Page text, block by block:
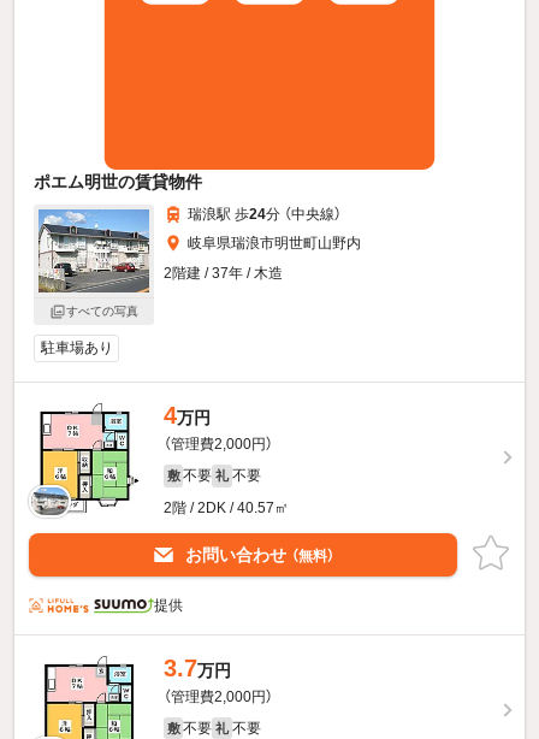
ポエム明世の賃貸物件
すべての写真
瑞浪駅 歩24分 （中央線）
岐阜県瑞浪市明世町山野内
2階建 / 37年 / 木造
駐車場あり
4万円
（管理費2,000円）
敷 不要 礼 不要
2階 / 2DK / 40.57㎡
お問い合わせ （無料）
提供
3.7万円
（管理費2,000円）
敷 不要 礼 不要